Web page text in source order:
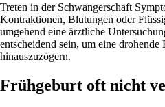
Treten in der Schwangerschaft
Kontraktionen, Blutungen oder
umgehend eine ärztliche
entscheidend sein, um eine
hinauszuzögern.
Frühgeburt oft nicht